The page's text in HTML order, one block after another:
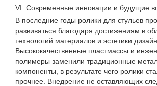
VI. Современные инновации и будущие
В последние годы ролики для стульев
развиваться благодаря достижениям в
технологий материалов и эстетики
Высококачественные пластмассы и
полимеры заменили традиционные
компоненты, в результате чего ролики
прочнее. Внедрение не оставляющих